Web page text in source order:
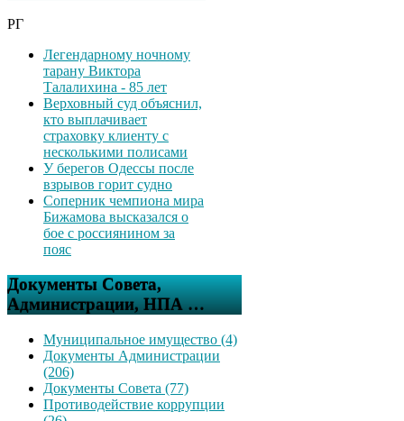
РГ
Легендарному ночному
тарану Виктора
Талалихина - 85 лет
Верховный суд объяснил,
кто выплачивает
страховку клиенту с
несколькими полисами
У берегов Одессы после
взрывов горит судно
Соперник чемпиона мира
Бижамова высказался о
бое с россиянином за
пояс
Документы Совета,
Администрации, НПА …
Муниципальное имущество (4)
Документы Администрации
(206)
Документы Совета (77)
Противодействие коррупции